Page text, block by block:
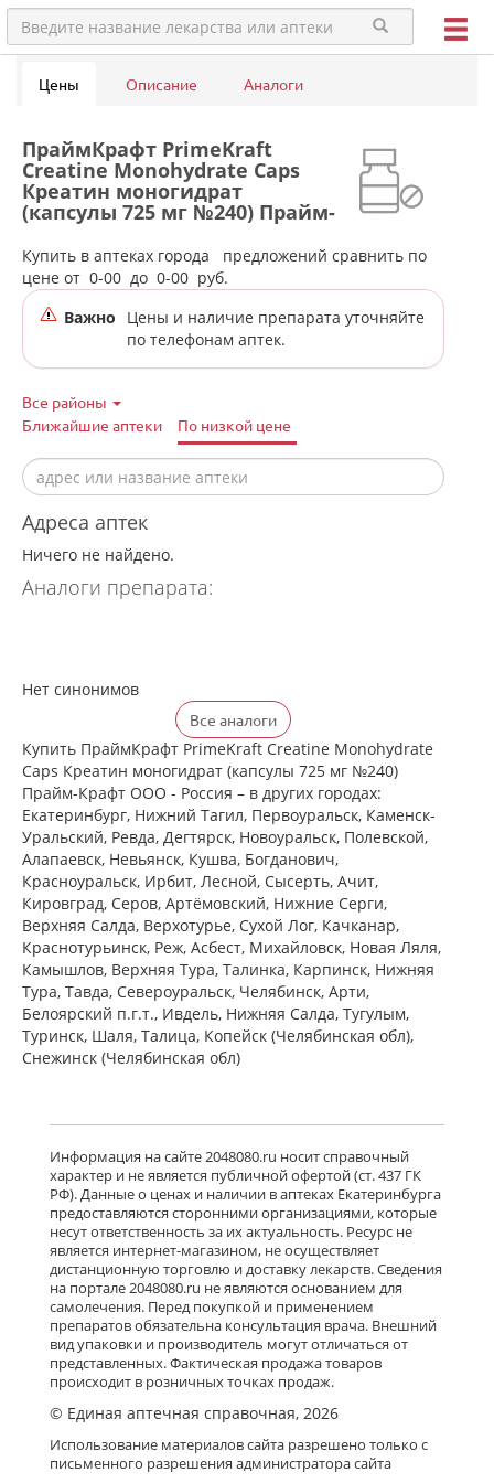
Цены Описание Аналоги
ПраймКрафт PrimeKraft
Creatine Monohydrate Caps
Креатин моногидрат
(капсулы 725 мг №240) Прайм-
Крафт ООО - Россия в аптеках
города Екатеринбурга
Купить в аптеках города
предложений сравнить по
цене от 0-00 до 0-00 руб.
Важно
Цены и наличие препарата уточняйте
по телефонам аптек.
Все районы
Ближайшие аптеки
По низкой цене
Адреса аптек
Ничего не найдено.
Аналоги препарата:
Нет синонимов
Все аналоги
Купить ПраймКрафт PrimeKraft Creatine Monohydrate
Caps Креатин моногидрат (капсулы 725 мг №240)
Прайм-Крафт ООО - Россия – в других городах:
Екатеринбург, Нижний Тагил, Первоуральск, Каменск-
Уральский, Ревда, Дегтярск, Новоуральск, Полевской,
Алапаевск, Невьянск, Кушва, Богданович,
Красноуральск, Ирбит, Лесной, Сысерть, Ачит,
Кировград, Серов, Артёмовский, Нижние Cерги,
Верхняя Салда, Верхотурье, Сухой Лог, Качканар,
Краснотурьинск, Реж, Асбест, Михайловск, Новая Ляля,
Камышлов, Верхняя Тура, Талинка, Карпинск, Нижняя
Тура, Тавда, Североуральск, Челябинск, Арти,
Белоярский п.г.т., Ивдель, Нижняя Салда, Тугулым,
Туринск, Шаля, Талица, Копейск (Челябинская обл),
Снежинск (Челябинская обл)
Информация на сайте 2048080.ru носит справочный
характер и не является публичной офертой (ст. 437 ГК
РФ). Данные о ценах и наличии в аптеках Екатеринбурга
предоставляются сторонними организациями, которые
несут ответственность за их актуальность. Ресурс не
является интернет-магазином, не осуществляет
дистанционную торговлю и доставку лекарств. Сведения
на портале 2048080.ru не являются основанием для
самолечения. Перед покупкой и применением
препаратов обязательна консультация врача. Внешний
вид упаковки и производитель могут отличаться от
представленных. Фактическая продажа товаров
происходит в розничных точках продаж.
© Единая аптечная справочная, 2026
Использование материалов сайта разрешено только с
письменного разрешения администратора сайта